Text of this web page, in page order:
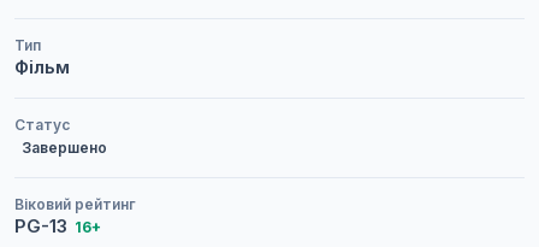
Тип
Фільм
Статус
Завершено
Віковий рейтинг
PG-13 16+